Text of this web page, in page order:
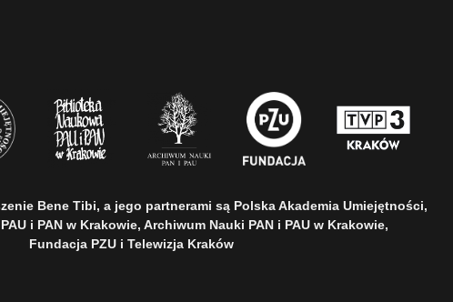
Bene Tibi, a jego partnerami są Polska Akademia Umiejętności,
i PAN w Krakowie, Archiwum Nauki PAN i PAU w Krakowie,
Fundacja PZU i Telewizja Kraków